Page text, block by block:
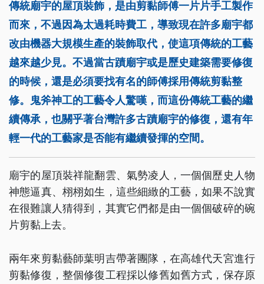
傳統廟宇的屋頂裝飾，是由剪黏師傅一片片手工製作
而來，不過因為太過耗時費工，導致現在許多廟宇都
改由機器大規模生產的裝飾取代，使這項傳統的工藝
越來越少見。不過當古蹟廟宇或是歷史建築需要修復
的時候，還是必須要找有名的師傅採用傳統剪黏整
修。鬼斧神工的工藝令人驚嘆，而這份傳統工藝的繼
續傳承，也關乎著台灣許多古蹟廟宇的修復，還有年
輕一代的工藝家是否能有繼續發揮的空間。
廟宇的屋頂裝祥龍翻雲、氣勢凌人，一個個歷史人物
神態逼真、栩栩如生，這些細緻的工藝，如果不說實
在很難讓人猜得到，其實它們都是由一個個破碎的碗
片剪黏上去。
兩年來剪黏藝師葉明吉帶著團隊，在高雄代天宮進行
剪黏修復，整個修復工程採以修舊如舊方式，保存原